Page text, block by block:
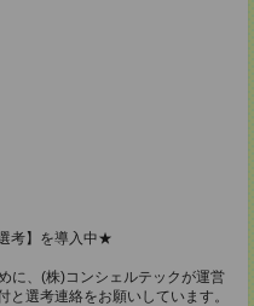
考】を導入中★
に、(株)コンシェルテックが運営
選考連絡をお願いしています。